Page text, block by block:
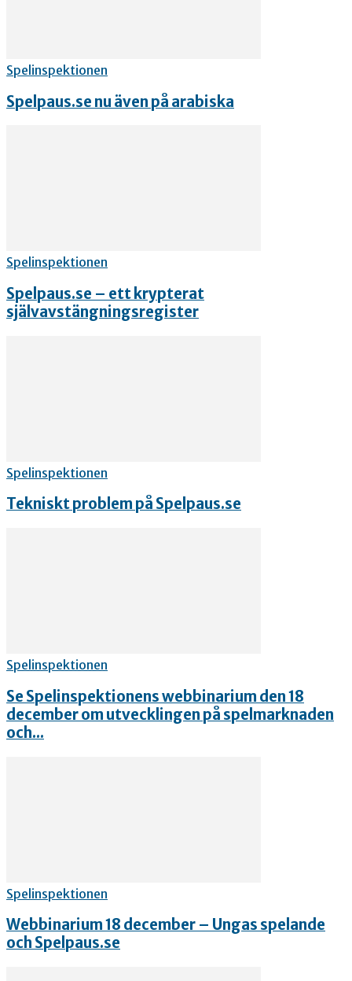
Spelinspektionen
Spelpaus.se nu även på arabiska
Spelinspektionen
Spelpaus.se – ett krypterat
självavstängningsregister
Spelinspektionen
Tekniskt problem på Spelpaus.se
Spelinspektionen
Se Spelinspektionens webbinarium den 18
december om utvecklingen på spelmarknaden
och...
Spelinspektionen
Webbinarium 18 december – Ungas spelande
och Spelpaus.se